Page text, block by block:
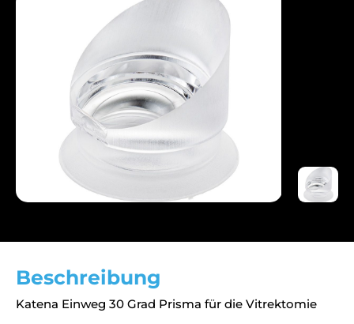
Beschreibung
Katena Einweg 30 Grad Prisma für die Vitrektomie